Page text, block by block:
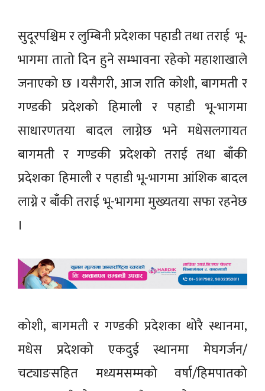
सुदूरपश्चिम र लुम्बिनी प्रदेशका पहाडी तथा तराई भू-
भागमा तातो दिन हुने सम्भावना रहेको महाशाखाले
जनाएको छ ।यसैगरी, आज राति कोशी, बागमती र
गण्डकी प्रदेशको हिमाली र पहाडी भू-भागमा
साधारणतया बादल लाग्नेछ भने मधेसलगायत
बागमती र गण्डकी प्रदेशको तराई तथा बाँकी
प्रदेशका हिमाली र पहाडी भू-भागमा आंशिक बादल
लाग्ने र बाँकी तराई भू-भागमा मुख्यतया सफा रहनेछ
।
कोशी, बागमती र गण्डकी प्रदेशका थोरै स्थानमा,
मधेस प्रदेशको एकदुई स्थानमा मेघगर्जन/
चट्याङसहित मध्यमसम्मको वर्षा/हिमपातको